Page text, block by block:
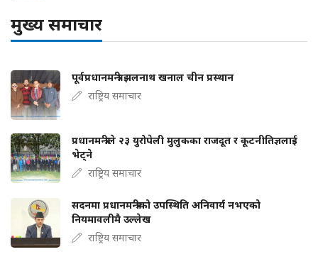
मुख्य समाचार
पूर्वप्रधानमन्त्री झलनाथ खनाल चीन प्रस्थान
राष्ट्रिय समाचार
प्रधानमन्त्रीले २३ युरोपेली मुलुकका राजदूत र कूटनीतिज्ञलाई
भेट्ने
राष्ट्रिय समाचार
सदनमा प्रधानमन्त्रीको उपस्थिति अनिवार्य नभएको
नियमावलीमै उल्लेख
राष्ट्रिय समाचार